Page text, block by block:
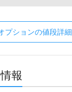
プションの値段詳細
報